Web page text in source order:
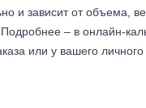
и зависит от объема,
– в онлайн-
или у вашего